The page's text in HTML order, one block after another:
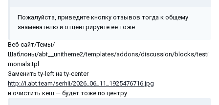
Пожалуйста, приведите кнопку отзывов тогда к общему
знаменателю и отцентрируйте её тоже
Веб-сайт/Темы/
Шаблоны/abt__unitheme2/templates/addons/discussion/blocks/testi
monials.tpl
Заменить ty-left на ty-center
http://i.abt.team/serhii/2026_06_11_1925476716.jpg
и очистить кеш — будет тоже по центру.